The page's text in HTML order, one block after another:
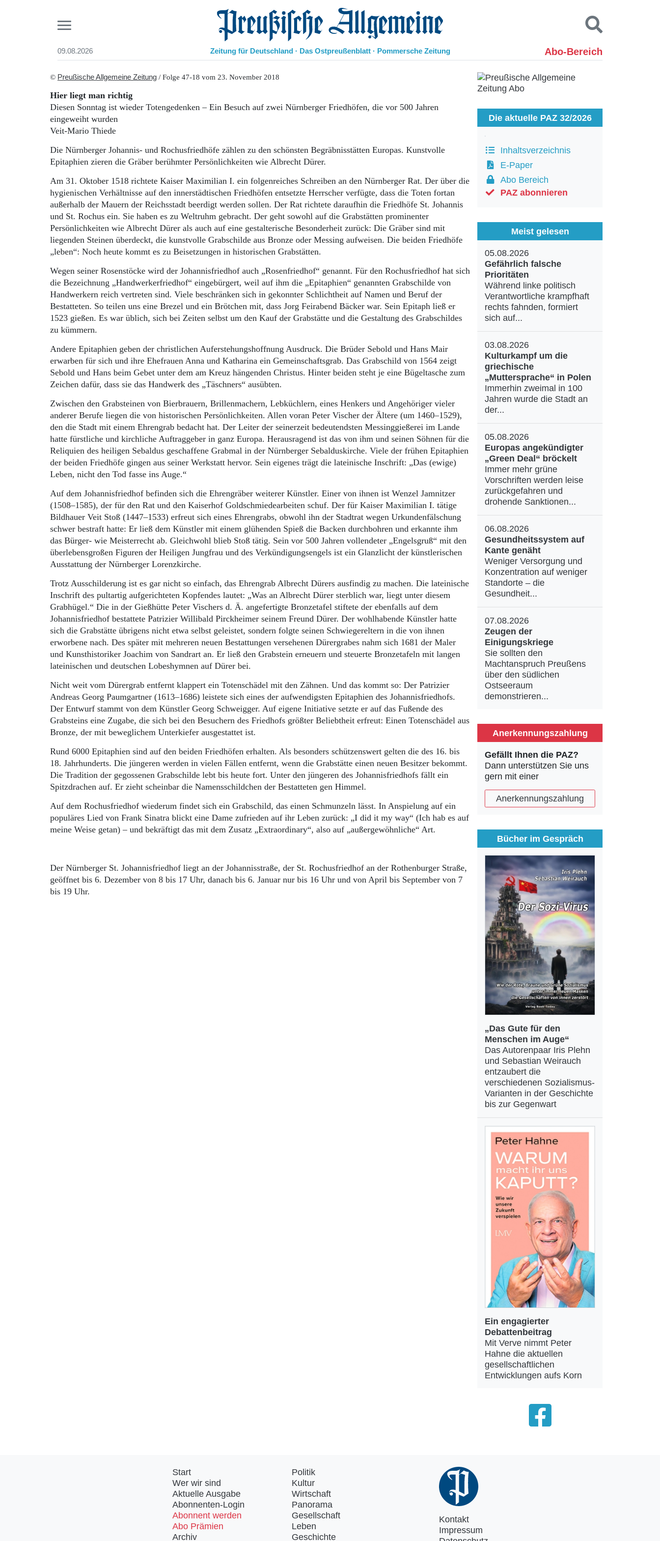
09.08.2026 Preußische Allgemeine Zeitung
Zeitung für Deutschland · Das Ostpreußenblatt · Pommersche Zeitung Abo-Bereich
Start
Aktuelle Ausgabe
Abonnenten-Login
Abonnent werden
Abo Prämien
Mediadaten
Panorama
Ostpreußen
Pommern
Schlesien
Danzig und Westpreußen
Bücher
Kontakt
Suchen und finden
© Preußische Allgemeine Zeitung / Folge 47-18 vom 23. November 2018
Hier liegt man richtig
Diesen Sonntag ist wieder Totengedenken – Ein Besuch auf zwei Nürnberger Friedhöfen, die vor 500 Jahren
eingeweiht wurden
Veit-Mario Thiede
Die Nürnberger Johannis- und Rochusfriedhöfe zählen zu den schönsten Begräbnisstätten Europas. Kunstvolle
Epitaphien zieren die Gräber berühmter Persönlichkeiten wie Albrecht Dürer.
Am 31. Oktober 1518 richtete Kaiser Maximilian I. ein folgenreiches Schreiben an den Nürnberger Rat. Der über die
hygienischen Verhältnisse auf den innerstädtischen Friedhöfen entsetzte Herrscher verfügte, dass die Toten fortan
außerhalb der Mauern der Reichsstadt beerdigt werden sollen. Der Rat richtete daraufhin die Friedhöfe St. Johannis
und St. Ro­chus ein. Sie haben es zu Weltruhm gebracht. Der geht sowohl auf die Grabstätten prominenter
Persönlichkeiten wie Albrecht Dürer als auch auf eine gestalterische Besonderheit zurück: Die Gräber sind mit
liegenden Steinen überdeckt, die kunstvolle Grabschilde aus Bronze oder Messing aufweisen. Die beiden Friedhöfe
„leben“: Noch heute kommt es zu Beisetzungen in historischen Grabstätten.
Wegen seiner Ro­senstöcke wird der Johannisfriedhof auch „Ro­senfriedhof“ ge­nannt. Für den Rochusfriedhof hat sich
die Be­zeichnung „Handwerkerfriedhof“ eingebürgert, weil auf ihm die „Epitaphien“ ge­nannten Grabschilde von
Handwerkern reich vertreten sind. Viele beschränken sich in gekonnter Schlichtheit auf Namen und Beruf der
Bestatteten. So teilen uns eine Brezel und ein Brötchen mit, dass Jorg Feirabend Bäcker war. Sein Epitaph ließ er
1523 gießen. Es war üblich, sich bei Zeiten selbst um den Kauf der Grabstätte und die Gestaltung des Grabschildes
zu kümmern.
Andere Epitaphien geben der christlichen Auferstehungshoffnung Ausdruck. Die Brüder Se­bold und Hans Mair
erwarben für sich und ihre Ehefrauen Anna und Katharina ein Gemeinschaftsgrab. Das Grabschild von 1564 zeigt
Sebold und Hans beim Gebet unter dem am Kreuz hängenden Christus. Hinter beiden steht je eine Bügeltasche zum
Zeichen dafür, dass sie das Handwerk des „Täschners“ ausübten.
Zwischen den Grabsteinen von Bierbrauern, Brillenmachern, Lebküchlern, eines Henkers und Angehöriger vieler
anderer Berufe liegen die von historischen Persönlichkeiten. Allen voran Peter Vischer der Ältere (um 1460–1529),
den die Stadt mit einem Ehrengrab bedacht hat. Der Leiter der seinerzeit bedeutendsten Messinggießerei im Lande
hatte fürstliche und kirchliche Auftraggeber in ganz Europa. Herausragend ist das von ihm und seinen Söhnen für die
Reliquien des heiligen Sebaldus geschaffene Grabmal in der Nürnberger Sebaldus­kirche. Viele der frühen Epitaphien
der beiden Friedhöfe gingen aus seiner Werkstatt hervor. Sein eigenes trägt die lateinische Inschrift: „Das (ewige)
Le­ben, nicht den Tod fasse ins Auge.“
Auf dem Johannisfriedhof be­finden sich die Ehrengräber weiterer Künstler. Einer von ihnen ist Wenzel Jamnitzer
(1508–1585), der für den Rat und den Kaiserhof Goldschmiedearbeiten schuf. Der für Kaiser Maximilian I. tätige
Bildhauer Veit Stoß (1447–1533) erfreut sich eines Ehrengrabs, obwohl ihn der Stadtrat wegen Urkundenfälschung
schwer be­straft hatte: Er ließ dem Künstler mit einem glühenden Spieß die Backen durchbohren und erkannte ihm
das Bürger- wie Meisterrecht ab. Gleichwohl blieb Stoß tätig. Sein vor 500 Jahren vollen­deter „Engelsgruß“ mit den
überlebensgroßen Figuren der Heiligen Jungfrau und des Verkündigungsengels ist ein Glanzlicht der künstlerischen
Ausstattung der Nürnberger Lorenzkirche.
Trotz Ausschilderung ist es gar nicht so einfach, das Ehrengrab Albrecht Dürers ausfindig zu machen. Die lateinische
Inschrift des pultartig aufgerichteten Kopf­endes lautet: „Was an Albrecht Dürer sterblich war, liegt unter diesem
Grabhügel.“ Die in der Gießhütte Peter Vischers d. Ä. angefertigte Bronzetafel stiftete der ebenfalls auf dem
Johannisfriedhof bestattete Patrizier Willibald Pirckheimer seinem Freund Dürer. Der wohlhabende Künstler hatte
sich die Grabstätte übrigens nicht etwa selbst geleistet, sondern folgte seinen Schwiegereltern in die von ihnen
erworbene nach. Des später mit mehreren neuen Bestattungen versehenen Dürergrabes nahm sich 1681 der Maler
und Kunsthistoriker Joachim von Sandrart an. Er ließ den Grabstein erneuern und steuerte Bronzetafeln mit langen
lateinischen und deutschen Lobeshymnen auf Dürer bei.
Nicht weit vom Dürergrab entfernt klappert ein Totenschädel mit den Zähnen. Und das kommt so: Der Patrizier
Andreas Georg Paumgartner (1613–1686) leistete sich eines der aufwendigsten Epitaphien des Johannisfriedhofs.
Der Entwurf stammt von dem Künstler Georg Schweigger. Auf eigene Initiative setzte er auf das Fußende des
Grabsteins eine Zu­gabe, die sich bei den Besuchern des Friedhofs größter Beliebtheit erfreut: Einen Totenschädel aus
Bronze, der mit beweglichem Unterkiefer ausgestattet ist.
Rund 6000 Epitaphien sind auf den beiden Friedhöfen erhalten. Als besonders schützenswert gelten die des 16. bis
18. Jahrhunderts. Die jüngeren werden in vielen Fällen entfernt, wenn die Grabstätte einen neuen Besitzer bekommt.
Die Tradition der ge­gossenen Grabschilde lebt bis heute fort. Unter den jüngeren des Johannisfriedhofs fällt ein
Spitzdrachen auf. Er zieht scheinbar die Namensschildchen der Bestatteten gen Himmel.
Auf dem Rochusfriedhof wiederum findet sich ein Grabschild, das einen Schmunzeln lässt. In Anspielung auf ein
populäres Lied von Frank Sinatra blickt eine Dame zufrieden auf ihr Leben zurück: „I did it my way“ (Ich hab es auf
meine Weise getan) – und bekräftigt das mit dem Zusatz „Extraordinary“, also auf „außergewöhnliche“ Art.
Der Nürnberger St. Johannisfriedhof liegt an der Johannisstraße, der St. Rochusfriedhof an der Rothenburger Straße,
geöffnet bis 6. Dezember von 8 bis 17 Uhr, danach bis 6. Januar nur bis 16 Uhr und von April bis September von 7
bis 19 Uhr.
Die aktuelle PAZ 32/2026
Inhaltsverzeichnis
E-Paper
Abo Bereich
PAZ abonnieren
Meist gelesen
05.08.2026
Gefährlich falsche
Prioritäten
Während linke politisch
Verantwortliche krampfhaft
rechts fahnden, formiert
sich auf...
03.08.2026
Kulturkampf um die
griechische
„Muttersprache“ in Polen
Immerhin zweimal in 100
Jahren wurde die Stadt an
der...
05.08.2026
Europas angekündigter
„Green Deal“ bröckelt
Immer mehr grüne
Vorschriften werden leise
zurückgefahren und
drohende Sanktionen...
06.08.2026
Gesundheitssystem auf
Kante genäht
Weniger Versorgung und
Konzentration auf weniger
Standorte – die
Gesundheit...
07.08.2026
Zeugen der
Einigungskriege
Sie sollten den
Machtanspruch Preußens
über den südlichen
Ostseeraum
demonstrieren...
Anerkennungszahlung
Gefällt Ihnen die PAZ?
Dann unterstützen Sie uns
gern mit einer
Anerkennungszahlung
Bücher im Gespräch
„Das Gute für den
Menschen im Auge“
Das Autorenpaar Iris Plehn
und Sebastian Weirauch
entzaubert die
verschiedenen Sozialismus-
Varianten in der Geschichte
bis zur Gegenwart
Ein engagierter
Debattenbeitrag
Mit Verve nimmt Peter
Hahne die aktuellen
gesellschaftlichen
Entwicklungen aufs Korn
Start
Wer wir sind
Aktuelle Ausgabe
Abonnenten-Login
Abonnent werden
Abo Prämien
Archiv
Politik
Kultur
Wirtschaft
Panorama
Gesellschaft
Leben
Geschichte
Kontakt
Impressum